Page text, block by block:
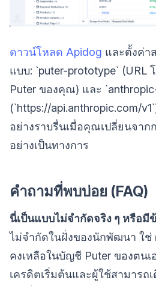
ดาวน์โหลด Apidog และตั้งค่า
แบบ: `puter-prototype` (URL
Puter ของคุณ) และ
(`https://api.anthropic.com/
อย่างราบรื่นเมื่อคุณเปลี่ยนจาก
อย่างเป็นทางการ
คำถามที่พบบ่อย (FAQ)
นี่เป็นแบบไม่จำกัดจริง ๆ หรือมี
ไม่จำกัดในฝั่งของนักพัฒนา ใช่
คงเหลือในบัญชี Puter ของตน
เครดิตเริ่มต้นและผู้ใช้สามารถ